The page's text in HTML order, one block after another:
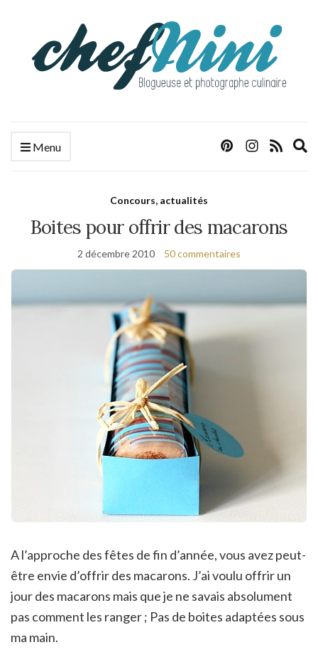
Menu
Concours, actualités
Boites pour offrir des macarons
2 décembre 2010 50 commentaires
A l’approche des fêtes de fin d’année, vous avez peut-
être envie d’offrir des macarons. J’ai voulu offrir un
jour des macarons mais que je ne savais absolument
pas comment les ranger ; Pas de boites adaptées sous
ma main.